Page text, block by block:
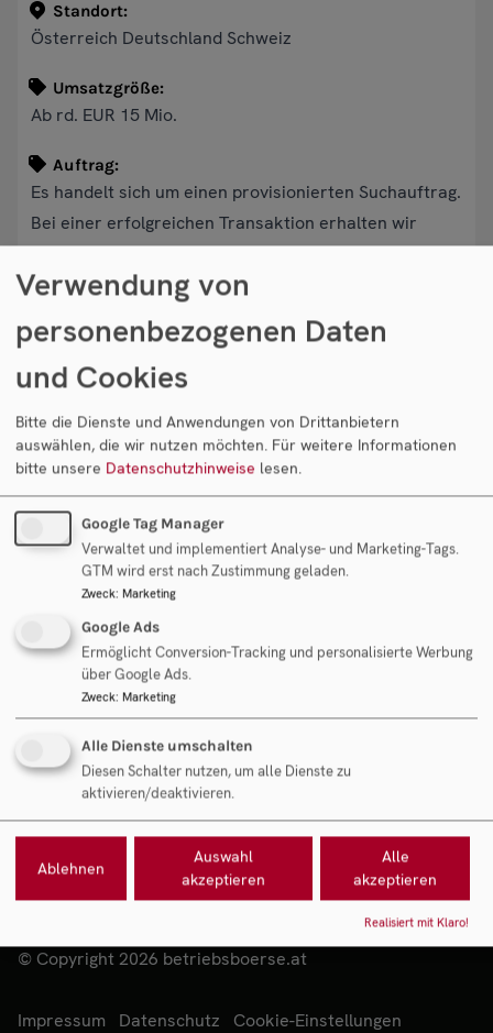
Standort:
Österreich Deutschland Schweiz
Umsatzgröße:
Ab rd. EUR 15 Mio.
Auftrag:
Es handelt sich um einen provisionierten Suchauftrag.
Bei einer erfolgreichen Transaktion erhalten wir
unsere Provision vom Käufer.
Objekt anfragen
Mag. Rudolf Fantl
Geschäftsführung Fantl Consulting GmbH
© Copyright 2026 betriebsboerse.at
Impressum Datenschutz Cookie-Einstellungen
Verwendung von
personenbezogenen Daten
und Cookies
Bitte die Dienste und Anwendungen von Drittanbietern
auswählen, die wir nutzen möchten. Für weitere Informationen
bitte unsere Datenschutzhinweise lesen.
Google Tag Manager
Verwaltet und implementiert Analyse- und Marketing-Tags.
GTM wird erst nach Zustimmung geladen.
Zweck: Marketing
Google Ads
Ermöglicht Conversion-Tracking und personalisierte Werbung
über Google Ads.
Zweck: Marketing
Alle Dienste umschalten
Diesen Schalter nutzen, um alle Dienste zu
aktivieren/deaktivieren.
Ablehnen
Auswahl
akzeptieren
Alle
akzeptieren
Realisiert mit Klaro!